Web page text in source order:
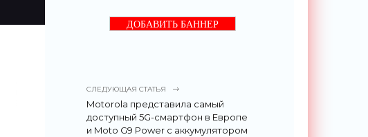
ДОБАВИТЬ БАННЕР
СЛЕДУЮЩАЯ СТАТЬЯ
Motorola представила самый
доступный 5G-смартфон в Европе
и Moto G9 Power с аккумулятором